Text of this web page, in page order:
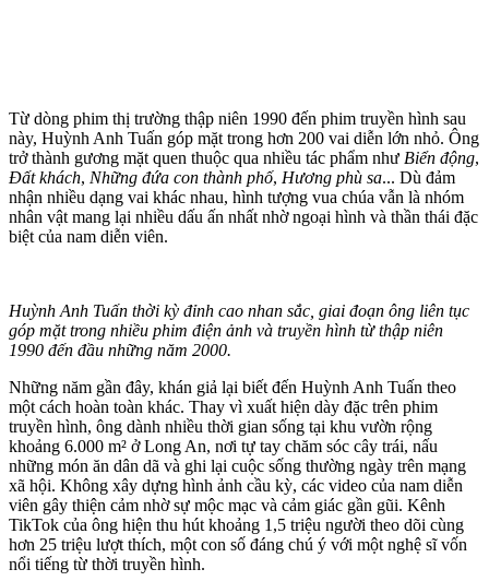
Từ dòng phim thị trường thập niên 1990 đến phim truyền hình sau
này, Huỳnh Anh Tuấn góp mặt trong hơn 200 vai diễn lớn nhỏ. Ông
trở thành gương mặt quen thuộc qua nhiều tác phẩm như Biển động,
Đất khách, Những đứa con thành phố, Hương phù sa... Dù đảm
nhận nhiều dạng vai khác nhau, hình tượng vua chúa vẫn là nhóm
nhân vật mang lại nhiều dấu ấn nhất nhờ ngoại hình và thần thái đặc
biệt của nam diễn viên.
Huỳnh Anh Tuấn thời kỳ đỉnh cao nhan sắc, giai đoạn ông liên tục
góp mặt trong nhiều phim điện ảnh và truyền hình từ thập niên
1990 đến đầu những năm 2000.
Những năm gần đây, khán giả lại biết đến Huỳnh Anh Tuấn theo
một cách hoàn toàn khác. Thay vì xuất hiện dày đặc trên phim
truyền hình, ông dành nhiều thời gian sống tại khu vườn rộng
khoảng 6.000 m² ở Long An, nơi tự tay chăm sóc cây trái, nấu
những món ăn dân dã và ghi lại cuộc sống thường ngày trên mạng
xã hội. Không xây dựng hình ảnh cầu kỳ, các video của nam diễn
viên gây thiện cảm nhờ sự mộc mạc và cảm giác gần gũi. Kênh
TikTok của ông hiện thu hút khoảng 1,5 triệu người theo dõi cùng
hơn 25 triệu lượt thích, một con số đáng chú ý với một nghệ sĩ vốn
nổi tiếng từ thời truyền hình.